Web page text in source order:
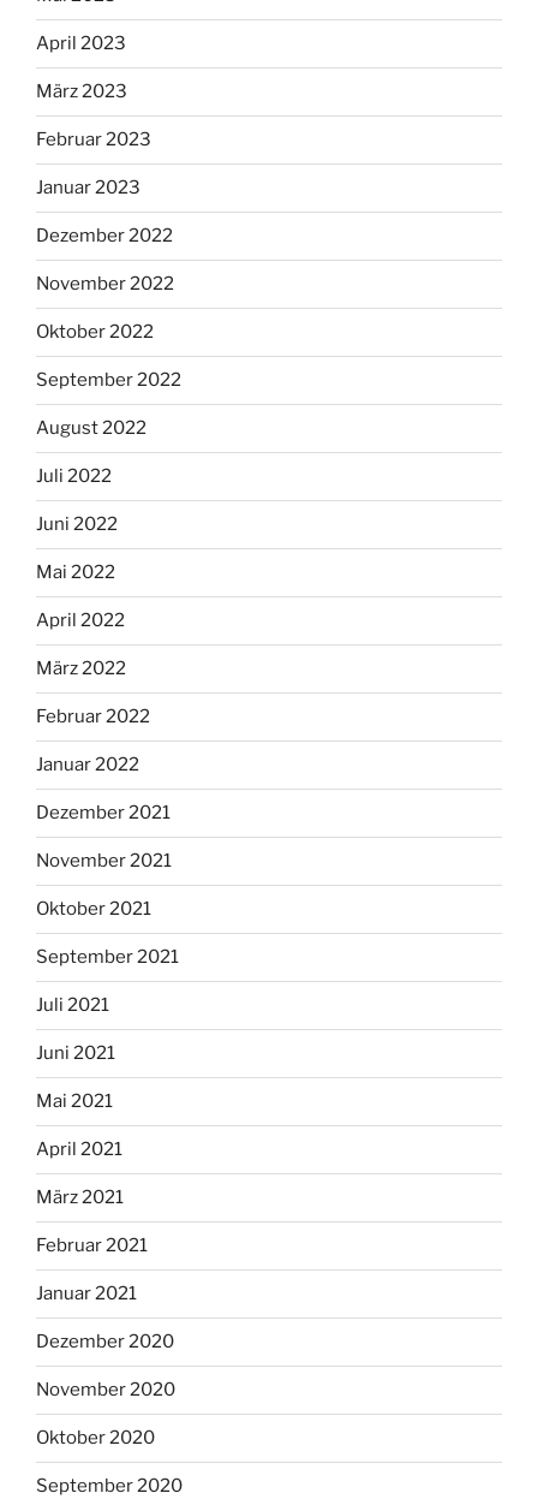
April 2023
März 2023
Februar 2023
Januar 2023
Dezember 2022
November 2022
Oktober 2022
September 2022
August 2022
Juli 2022
Juni 2022
Mai 2022
April 2022
März 2022
Februar 2022
Januar 2022
Dezember 2021
November 2021
Oktober 2021
September 2021
Juli 2021
Juni 2021
Mai 2021
April 2021
März 2021
Februar 2021
Januar 2021
Dezember 2020
November 2020
Oktober 2020
September 2020